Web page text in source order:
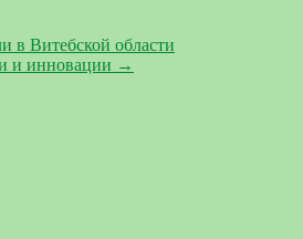
в Витебской области
и инновации →